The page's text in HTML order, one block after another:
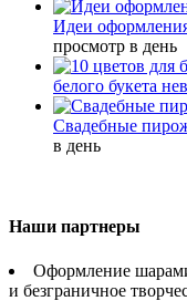
Идеи оформления
просмотр в день
белого букета
Свадебные
в день
Наши партнеры
Оформление
и безграничное